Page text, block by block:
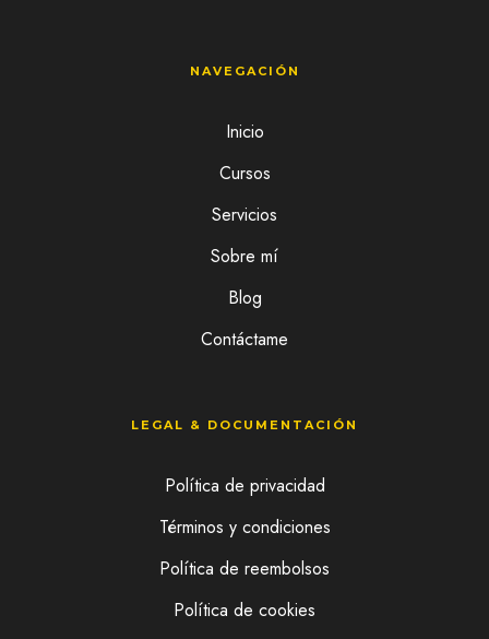
NAVEGACIÓN
Inicio
Cursos
Servicios
Sobre mí
Blog
Contáctame
LEGAL & DOCUMENTACIÓN
Política de privacidad
Términos y condiciones
Política de reembolsos
Política de cookies